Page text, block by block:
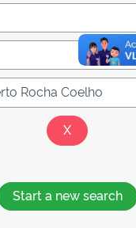
Start a new search